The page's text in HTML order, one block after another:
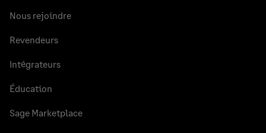
Nous rejoindre
Revendeurs
Intégrateurs
Éducation
Sage Marketplace